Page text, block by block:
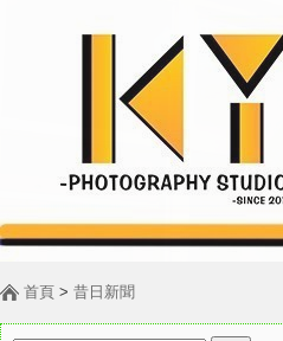
首頁 > 昔日新聞